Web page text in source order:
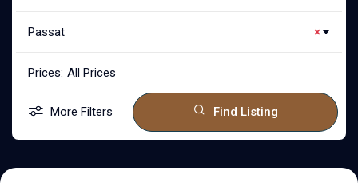
×
Passat
Prices: All Prices
More Filters Find Listing